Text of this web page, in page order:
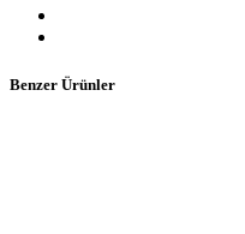
Benzer Ürünler